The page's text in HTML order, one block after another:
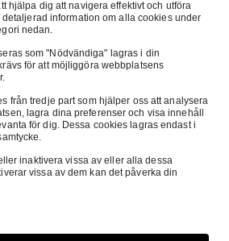
Knobby, "PETROL HEADS" Miljömatta 160 X 100 cm
hjälpa dig att navigera effektivt och utföra
information om alla cookies under
nedan.
som "Nödvändiga" lagras i din
för att möjliggöra webbplatsens
från tredje part som hjälper oss att analysera
lagra dina preferenser och visa innehåll
för dig. Dessa cookies lagras endast i
inaktivera vissa av eller alla dessa
vissa av dem kan det påverka din